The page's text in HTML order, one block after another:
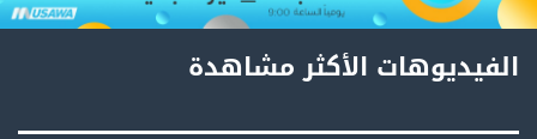
الفيديوهات الأكثر مشاهدة